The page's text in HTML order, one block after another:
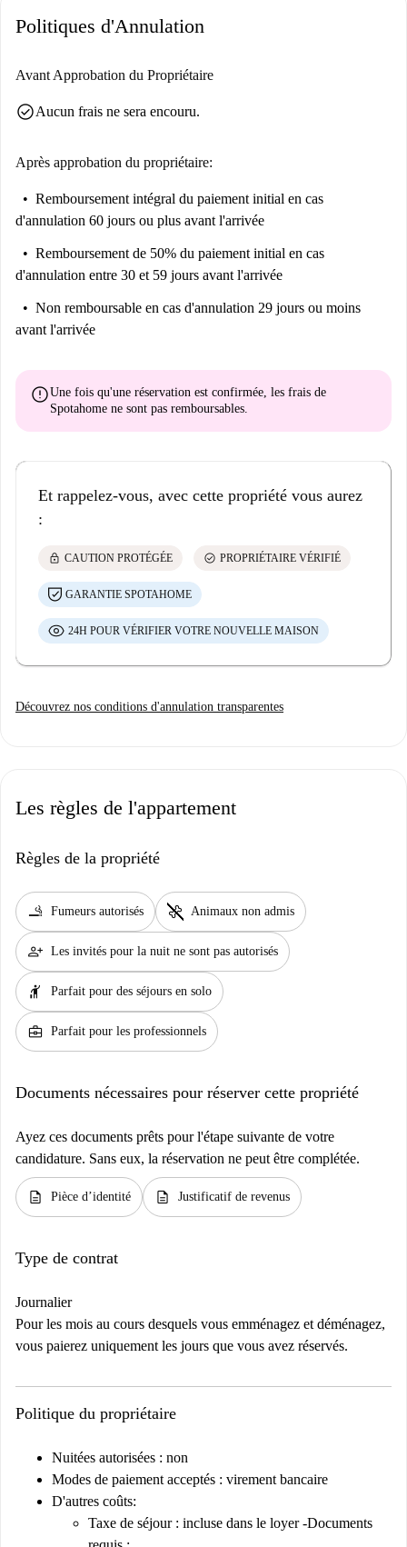
Un locataire végétarien est préféré ou quelqu'un qui ne cuisinera pas
beaucoup d'aliments frits/fortement parfumés
Politiques d'Annulation
Avant Approbation du Propriétaire
check_circleAucun frais ne sera encouru.
Après approbation du propriétaire:
Remboursement intégral du paiement initial en cas
d'annulation 60 jours ou plus avant l'arrivée
Remboursement de 50% du paiement initial en cas
d'annulation entre 30 et 59 jours avant l'arrivée
Non remboursable en cas d'annulation 29 jours ou moins
avant l'arrivée
errorUne fois qu'une réservation est confirmée, les frais de
Spotahome ne sont pas remboursables.
Et rappelez-vous, avec cette propriété vous aurez
:
lock CAUTION PROTÉGÉE check_circle PROPRIÉTAIRE VÉRIFIÉ
GARANTIE SPOTAHOME
24H POUR VÉRIFIER VOTRE NOUVELLE MAISON
Découvrez nos conditions d'annulation transparentes
Les règles de l'appartement
Règles de la propriété
smoking_rooms Fumeurs autorisés pet_supplies Animaux non admis
person_add Les invités pour la nuit ne sont pas autorisés
hail Parfait pour des séjours en solo
business_center Parfait pour les professionnels
Documents nécessaires pour réserver cette propriété
Ayez ces documents prêts pour l'étape suivante de votre
candidature. Sans eux, la réservation ne peut être complétée.
description Pièce d’identité description Justificatif de revenus
Type de contrat
Journalier
Pour les mois au cours desquels vous emménagez et déménagez,
vous paierez uniquement les jours que vous avez réservés.
Politique du propriétaire
Nuitées autorisées : non
Modes de paiement acceptés : virement bancaire
D'autres coûts:
Taxe de séjour : incluse dans le loyer -Documents